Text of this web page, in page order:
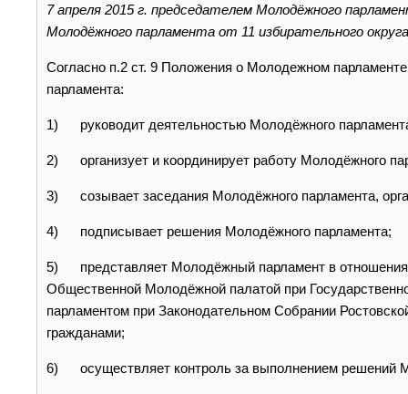
7 апреля 2015 г. председателем Молодёжного
Молодёжного парламента от 11 избирательного
Согласно п.2 ст. 9 Положения о Молодежном
парламента:
1) руководит деятельностью Молодёжного
2) организует и координирует работу Молодёжного
3) созывает заседания Молодёжного парламента,
4) подписывает решения Молодёжного парламента;
5) представляет Молодёжный парламент в
Общественной Молодёжной палатой при
парламентом при Законодательном Собрании
гражданами;
6) осуществляет контроль за выполнением решений